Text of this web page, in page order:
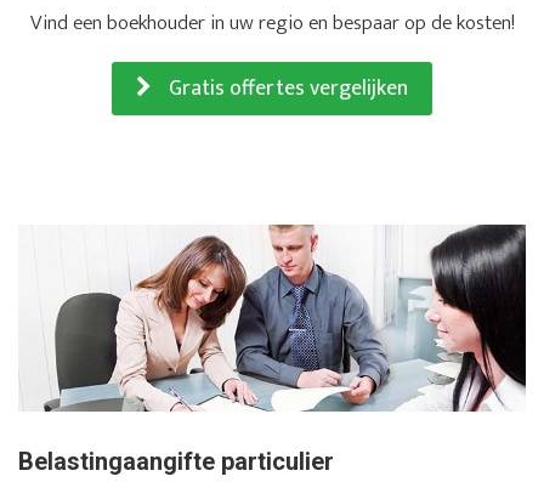
Vind een boekhouder in uw regio en bespaar op de kosten!
Gratis offertes vergelijken
Belastingaangifte particulier